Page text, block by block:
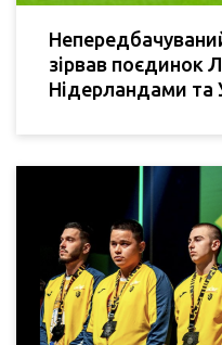
зірвав поєдинок
Нідерландами